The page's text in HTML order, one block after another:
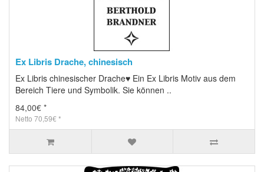
Ex Libris Drache, chinesisch
Ex Libris chinesischer Drache♥ Ein Ex Libris Motiv aus dem
Bereich Tiere und Symbolik. Sie können ..
84,00€ *
Netto 70,59€ *